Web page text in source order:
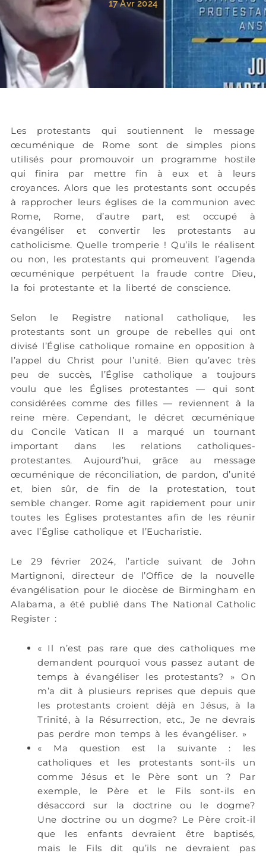
17 Avr 2024
Les protestants qui soutiennent le message
œcuménique de Rome sont de simples pions
utilisés pour promouvoir un programme hostile
qui finira par mettre fin à eux et à leurs
croyances. Alors que les protestants sont occupés
à rapprocher leurs églises de la communion avec
Rome, Rome, d’autre part, est occupé à
évangéliser et convertir les protestants au
catholicisme. Quelle tromperie ! Qu’ils le réalisent
ou non, les protestants qui promeuvent l’agenda
œcuménique perpétuent la fraude contre Dieu,
la foi protestante et la liberté de conscience.
Selon le Registre national catholique, les
protestants sont un groupe de rebelles qui ont
divisé l’Église catholique romaine en opposition à
l’appel du Christ pour l’unité. Bien qu’avec très
peu de succès, l’Église catholique a toujours
voulu que les Églises protestantes — qui sont
considérées comme des filles — reviennent à la
reine mère. Cependant, le décret œcuménique
du Concile Vatican II a marqué un tournant
important dans les relations catholiques-
protestantes. Aujourd’hui, grâce au message
œcuménique de réconciliation, de pardon, d’unité
et, bien sûr, de fin de la protestation, tout
semble changer. Rome agit rapidement pour unir
toutes les Églises protestantes afin de les réunir
avec l’Église catholique et l’Eucharistie.
Le 29 février 2024, l’article suivant de John
Martignoni, directeur de l’Office de la nouvelle
évangélisation pour le diocèse de Birmingham en
Alabama, a été publié dans The National Catholic
Register :
« Il n’est pas rare que des catholiques me
demandent pourquoi vous passez autant de
temps à évangéliser les protestants? » On
m’a dit à plusieurs reprises que depuis que
les protestants croient déjà en Jésus, à la
Trinité, à la Résurrection, etc., Je ne devrais
pas perdre mon temps à les évangéliser. »
« Ma question est la suivante : les
catholiques et les protestants sont-ils un
comme Jésus et le Père sont un ? Par
exemple, le Père et le Fils sont-ils en
désaccord sur la doctrine ou le dogme?
Une doctrine ou un dogme? Le Père croit-il
que les enfants devraient être baptisés,
mais le Fils dit qu’ils ne devraient pas